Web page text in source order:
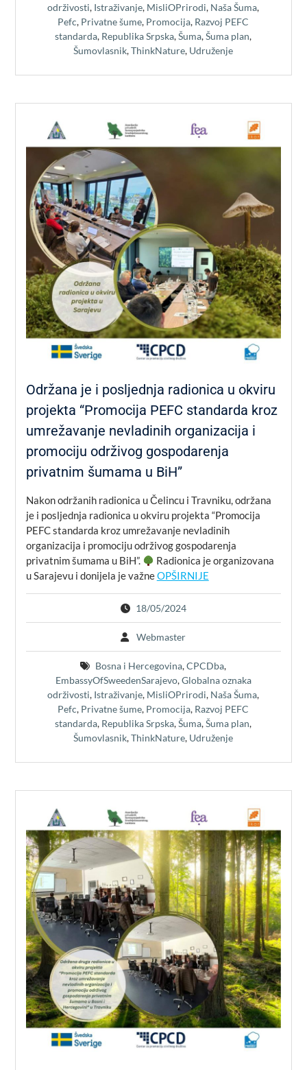
održivosti, Istraživanje, MisliOPrirodi, Naša Šuma,
Pefc, Privatne šume, Promocija, Razvoj PEFC
standarda, Republika Srpska,Šuma,Šuma plan,
Šumovlasnik,ThinkNature, Udruženje
Održana je i posljednja radionica u okviru
projekta “Promocija PEFC standarda kroz
umrežavanje nevladinih organizacija i
promociju održivog gospodarenja
privatnim šumama u BiH”
Nakon održanih radionica u Čelincu i Travniku, održana
je i posljednja radionica u okviru projekta “Promocija
PEFC standarda kroz umrežavanje nevladinih
organizacija i promociju održivog gospodarenja
privatnim šumama u BiH”.
Radionica je organizovana
u Sarajevu i donijela je važneOPŠIRNIJE
18/05/2024
Webmaster
Bosna i Hercegovina,CPCDba,
EmbassyOfSweedenSarajevo,Globalna oznaka
održivosti, Istraživanje, MisliOPrirodi, Naša Šuma,
Pefc, Privatne šume, Promocija, Razvoj PEFC
standarda, Republika Srpska,Šuma,Šuma plan,
Šumovlasnik,ThinkNature, Udruženje